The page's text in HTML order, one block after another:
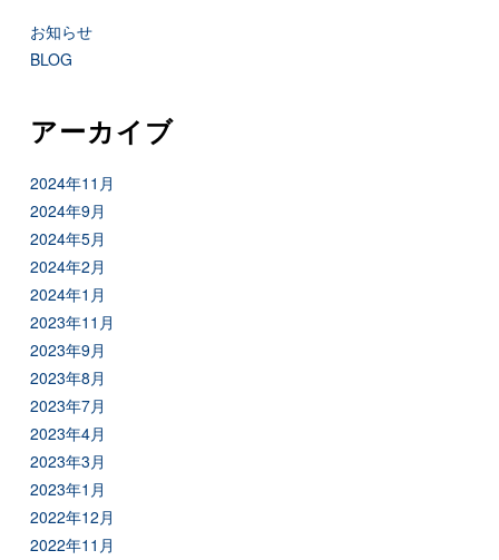
お知らせ
BLOG
アーカイブ
2024年11月
2024年9月
2024年5月
2024年2月
2024年1月
2023年11月
2023年9月
2023年8月
2023年7月
2023年4月
2023年3月
2023年1月
2022年12月
2022年11月